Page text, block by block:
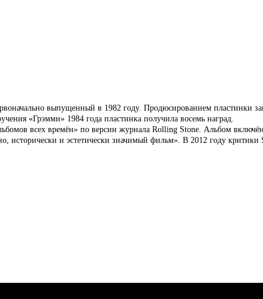
выпущенный в 1982 году. Продюсированием пластинки
«Грэмми» 1984 года пластинка получила восемь наград.
всех времён» по версии журнала Rolling Stone. Альбом
исторически и эстетически значимый фильм». В 2012 году